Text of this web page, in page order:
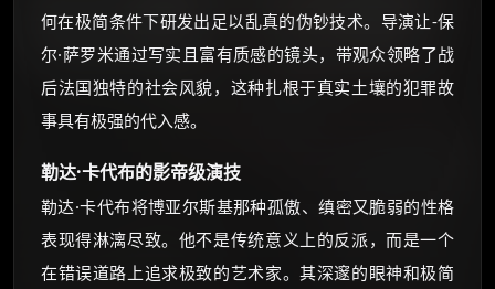
何在极简条件下研发出足以乱真的伪钞技术。导演让-保
尔·萨罗米通过写实且富有质感的镜头，带观众领略了战
后法国独特的社会风貌，这种扎根于真实土壤的犯罪故
事具有极强的代入感。
勒达·卡代布的影帝级演技
勒达·卡代布将博亚尔斯基那种孤傲、缜密又脆弱的性格
表现得淋漓尽致。他不是传统意义上的反派，而是一个
在错误道路上追求极致的艺术家。其深邃的眼神和极简